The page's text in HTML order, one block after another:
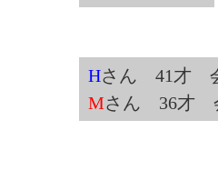
Hさん 41才
Mさん 36才